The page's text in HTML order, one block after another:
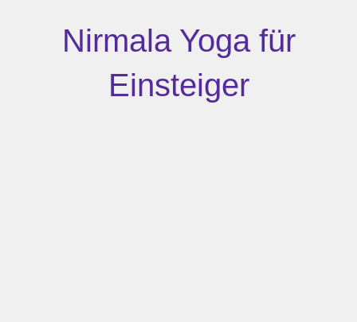
Nirmala Yoga für
Einsteiger